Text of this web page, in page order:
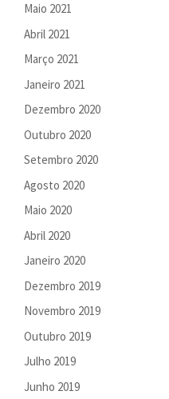
Maio 2021
Abril 2021
Março 2021
Janeiro 2021
Dezembro 2020
Outubro 2020
Setembro 2020
Agosto 2020
Maio 2020
Abril 2020
Janeiro 2020
Dezembro 2019
Novembro 2019
Outubro 2019
Julho 2019
Junho 2019